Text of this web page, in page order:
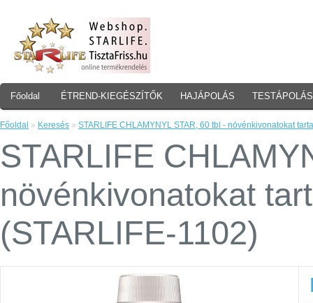
Főoldal ÉTREND-KIEGÉSZÍTŐK HAJÁPOLÁS TESTÁPOLÁS
Főoldal » Keresés » STARLIFE CHLAMYNYL STAR, 60 tbl - növénkivonatokat
STARLIFE
növénkivonatokat
(STARLIFE-1102)